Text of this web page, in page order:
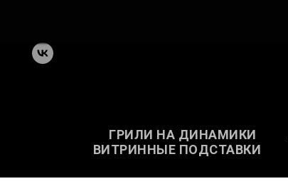
ГРИЛИ НА ДИНАМИКИ
ВИТРИННЫЕ ПОДСТАВКИ